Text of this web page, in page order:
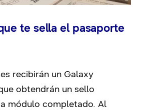
te sella el pasaporte
recibirán un Galaxy
obtendrán un sello
módulo completado. Al